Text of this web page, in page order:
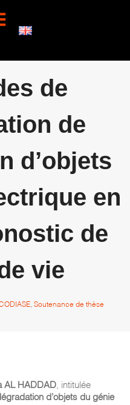
de
de
d’objets
en
de
vie
, Soutenance de thèse
AL HADDAD , intitulée
d’objets du génie